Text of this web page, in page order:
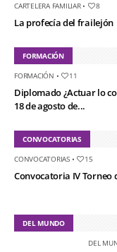
CARTELERA FAMILIAR• 8
La profecía del frailejón
FORMACIÓN
FORMACIÓN • 11
Diplomado ¿Actuar lo
18 de agosto de...
CONVOCATORIAS
CONVOCATORIAS• 15
Convocatoria IV Torneo
DEL MUNDO
DEL